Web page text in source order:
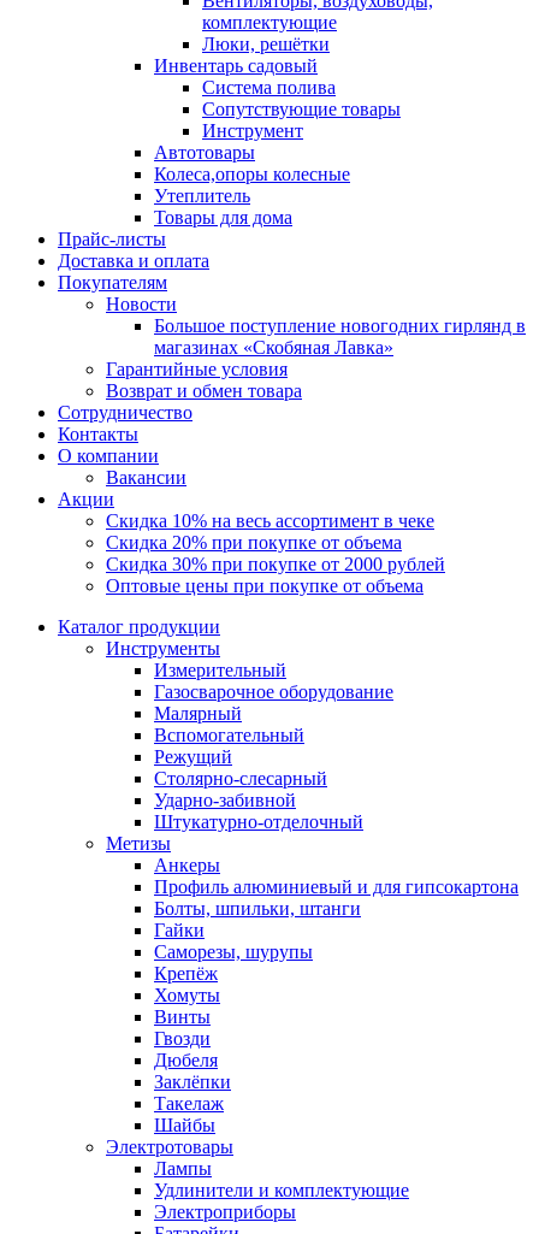
комплектующие
Люки, решётки
Инвентарь садовый
Система полива
Сопутствующие товары
Инструмент
Автотовары
Колеса,опоры колесные
Утеплитель
Товары для дома
Прайс-листы
Доставка и оплата
Покупателям
Новости
Большое поступление новогодних гирлянд в
магазинах «Скобяная Лавка»
Гарантийные условия
Возврат и обмен товара
Сотрудничество
Контакты
О компании
Вакансии
Акции
Скидка 10% на весь ассортимент в чеке
Скидка 20% при покупке от объема
Скидка 30% при покупке от 2000 рублей
Оптовые цены при покупке от объема
Каталог продукции
Инструменты
Измерительный
Газосварочное оборудование
Малярный
Вспомогательный
Режущий
Столярно-слесарный
Ударно-забивной
Штукатурно-отделочный
Метизы
Анкеры
Профиль алюминиевый и для гипсокартона
Болты, шпильки, штанги
Гайки
Саморезы, шурупы
Крепёж
Хомуты
Винты
Гвозди
Дюбеля
Заклёпки
Такелаж
Шайбы
Электротовары
Лампы
Удлинители и комплектующие
Электроприборы